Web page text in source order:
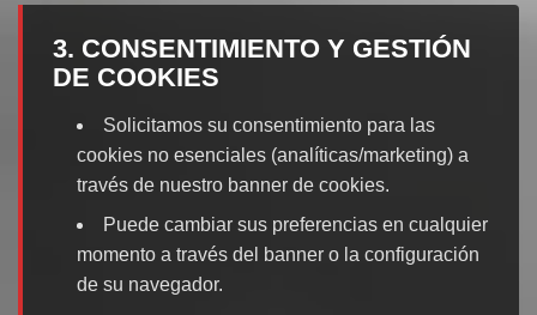
3. CONSENTIMIENTO Y GESTIÓN
DE COOKIES
Solicitamos su consentimiento para las
cookies no esenciales (analíticas/marketing) a
través de nuestro banner de cookies.
Puede cambiar sus preferencias en cualquier
momento a través del banner o la configuración
de su navegador.